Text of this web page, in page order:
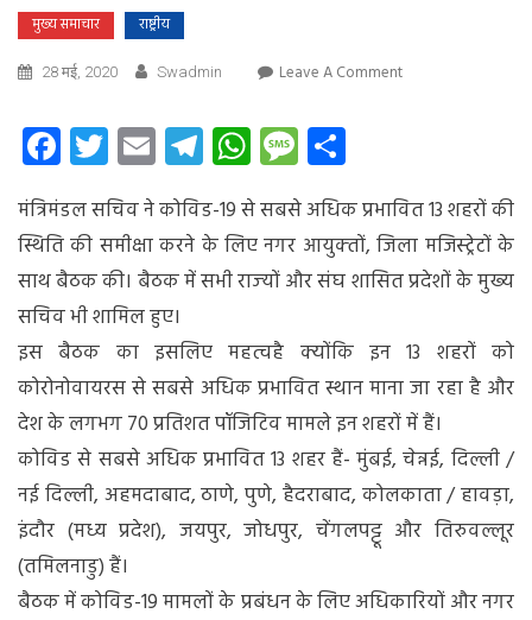
मुख्य समाचार राष्ट्रीय
28 मई, 2020 Swadmin Leave A CommentOn
प्रभावित
13
की
की
की
Facebook
Twitter
EmailTelegram
WhatsApp
Message
मंत्रिमंडल सचिव ने कोविड-19 से सबसे अधिक प्रभावित 13 शहरों की
स्थिति की समीक्षा करने के लिए नगर आयुक्‍तों, जिला मजिस्‍ट्रेटों के
साथ बैठक की। बैठक में सभी राज्‍यों और संघ शासित प्रदेशों के मुख्‍य
सचिव भी शामिल हुए।
इस बैठक का इसलिए महत्वहै क्योंकि इन 13 शहरों को
कोरोनोवायरस से सबसे अधिक प्रभावित स्थान माना जा रहा है और
देश के लगभग 70 प्रतिशत पॉजिटिव मामले इन शहरों में हैं।
कोविड से सबसे अधिक प्रभावित 13 शहर हैं- मुंबई, चेन्नई, दिल्ली /
नई दिल्ली, अहमदाबाद, ठाणे, पुणे, हैदराबाद, कोलकाता / हावड़ा,
इंदौर (मध्य प्रदेश), जयपुर, जोधपुर, चेंगलपट्टू और तिरुवल्लूर
(तमिलनाडु) हैं।
बैठक में कोविड-19 मामलों के प्रबंधन के लिए अधिकारियों और नगर